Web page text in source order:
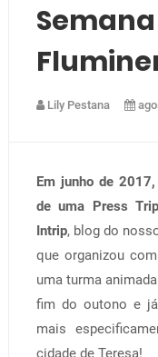
Lily Pestana
Em junho de
de uma Press Trip
Intrip, blog do
que organizou
uma turma
fim do outono e
mais
cidade de Teresa!